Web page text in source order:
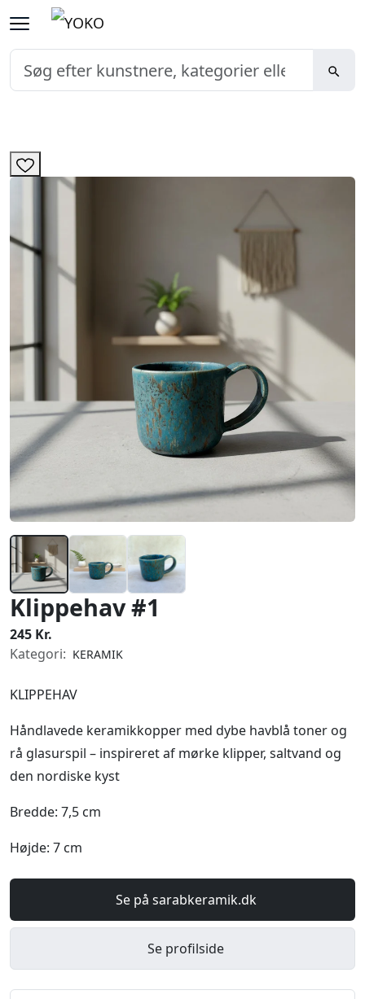
Klippehav #1
245 Kr.
Kategori: KERAMIK
KLIPPEHAV
Håndlavede keramikkopper med dybe havblå toner og
rå glasurspil – inspireret af mørke klipper, saltvand og
den nordiske kyst
Bredde: 7,5 cm
Højde: 7 cm
Se på sarabkeramik.dk
Se profilside